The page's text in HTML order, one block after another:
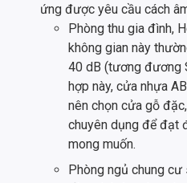
ứng được yêu cầu cách
Phòng thu gia đình,
không gian này
40 dB (tương đương
hợp này, cửa nhựa
nên chọn cửa gỗ
chuyên dụng để đạt
mong muốn.
Phòng ngủ chung cư